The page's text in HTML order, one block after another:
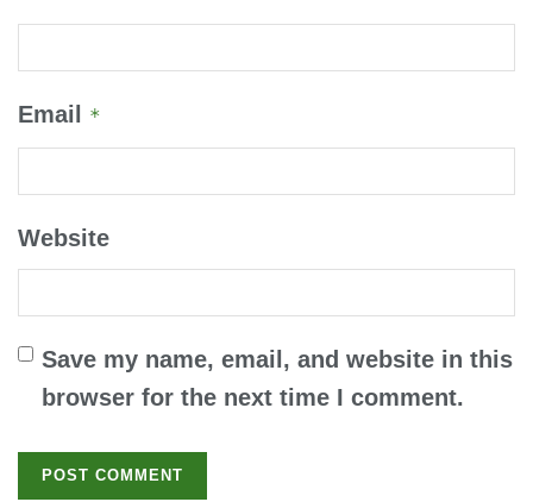
Email *
Website
Save my name, email, and website in this
browser for the next time I comment.